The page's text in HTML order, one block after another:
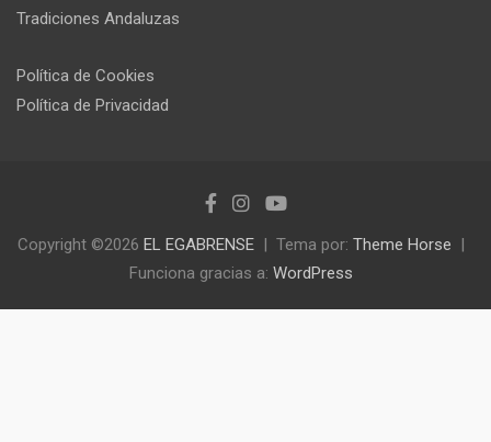
Tradiciones Andaluzas
Política de Cookies
Política de Privacidad
Copyright ©2026 EL EGABRENSE Tema por: Theme Horse
Funciona gracias a: WordPress